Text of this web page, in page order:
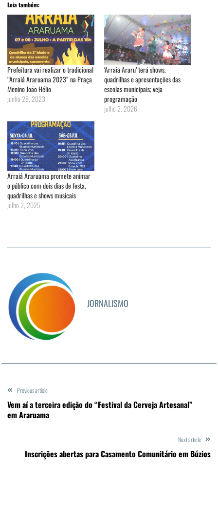
Leia também:
Prefeitura vai realizar o tradicional
“Arraiá Araruama 2023” na Praça
Menino João Hélio
junho 28, 2023
‘Arraiá Araru’ terá shows,
quadrilhas e apresentações das
escolas municipais; veja
programação
julho 2, 2026
Arraiá Araruama promete animar
o público com dois dias de festa,
quadrilhas e shows musicais
julho 2, 2025
JORNALISMO
Previous article
Vem aí a terceira edição do “Festival da Cerveja Artesanal”
em Araruama
Next article
Inscrições abertas para Casamento Comunitário em Búzios